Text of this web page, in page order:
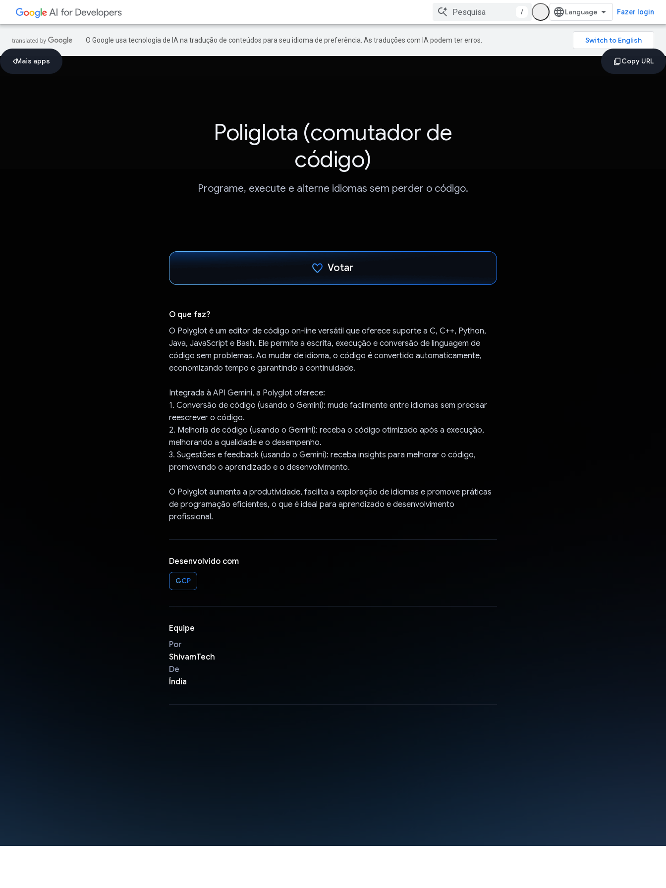
/ Fazer login
O Google usa tecnologia de IA na tradução de conteúdos para seu idioma de preferência. As traduções com IA podem ter erros.
Mais apps
Poliglota (comutador de
código)
Programe, execute e alterne idiomas sem perder o código.
Votar
O que faz?
O Polyglot é um editor de código on-line versátil que oferece suporte a C, C++, Python,
Java, JavaScript e Bash. Ele permite a escrita, execução e conversão de linguagem de
código sem problemas. Ao mudar de idioma, o código é convertido automaticamente,
economizando tempo e garantindo a continuidade.
Integrada à API Gemini, a Polyglot oferece:
1. Conversão de código (usando o Gemini): mude facilmente entre idiomas sem precisar
reescrever o código.
2. Melhoria de código (usando o Gemini): receba o código otimizado após a execução,
melhorando a qualidade e o desempenho.
3. Sugestões e feedback (usando o Gemini): receba insights para melhorar o código,
promovendo o aprendizado e o desenvolvimento.
O Polyglot aumenta a produtividade, facilita a exploração de idiomas e promove práticas
de programação eficientes, o que é ideal para aprendizado e desenvolvimento
profissional.
Desenvolvido com
GCP
Equipe
Por
ShivamTech
De
Índia